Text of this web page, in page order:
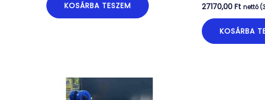
KOSÁRBA TESZEM 27170,00Ft nettó (
KOSÁRBA